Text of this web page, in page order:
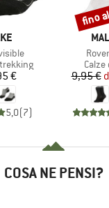
prodotti
€
5,0(7)
9,95 €
Sconto
fino
COSA NE PENSI?